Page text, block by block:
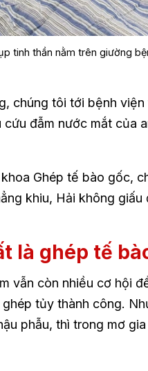
tinh thần nằm trên giường
chúng tôi tới bệnh
đẫm nước mắt của
Ghép tế bào gốc,
khiu, Hải không
là ghép tế
vẫn còn nhiều cơ hội
tủy thành công.
phẫu, thì trong mơ